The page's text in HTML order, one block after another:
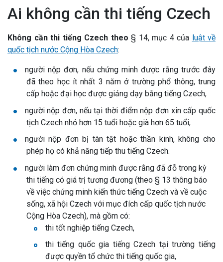
Ai không cần thi tiếng Czech
Không cần thi tiếng Czech theo § 14, mục 4 của luật về
quốc tịch nước Cộng Hòa Czech:
người nộp đơn, nếu chứng minh được rằng trước đây
đã theo học ít nhất 3 năm ở trường phổ thông, trung
cấp hoặc đại học được giảng dạy bằng tiếng Czech,
người nộp đơn, nếu tại thời điểm nộp đơn xin cấp quốc
tịch Czech nhỏ hơn 15 tuổi hoặc già hơn 65 tuổi,
người nộp đơn bị tàn tật hoặc thần kinh, không cho
phép họ có khả năng tiếp thu tiếng Czech.
người làm đơn chứng minh được rằng đã đỗ trong kỳ
thi tiếng có giá trị tương đương (theo § 13 thông báo
về việc chứng minh kiến thức tiếng Czech và về cuộc
sống, xã hội Czech với mục đích cấp quốc tịch nước
Cộng Hòa Czech), mà gồm có:
thi tốt nghiệp tiếng Czech,
thi tiếng quốc gia tiếng Czech tại trường tiếng
được quyền tổ chức thi tiếng quốc gia,